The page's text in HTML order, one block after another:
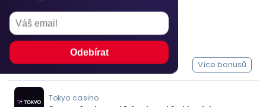
Casino bonusy
Nejnovější bonusy Více bonusů
Tokyo casino